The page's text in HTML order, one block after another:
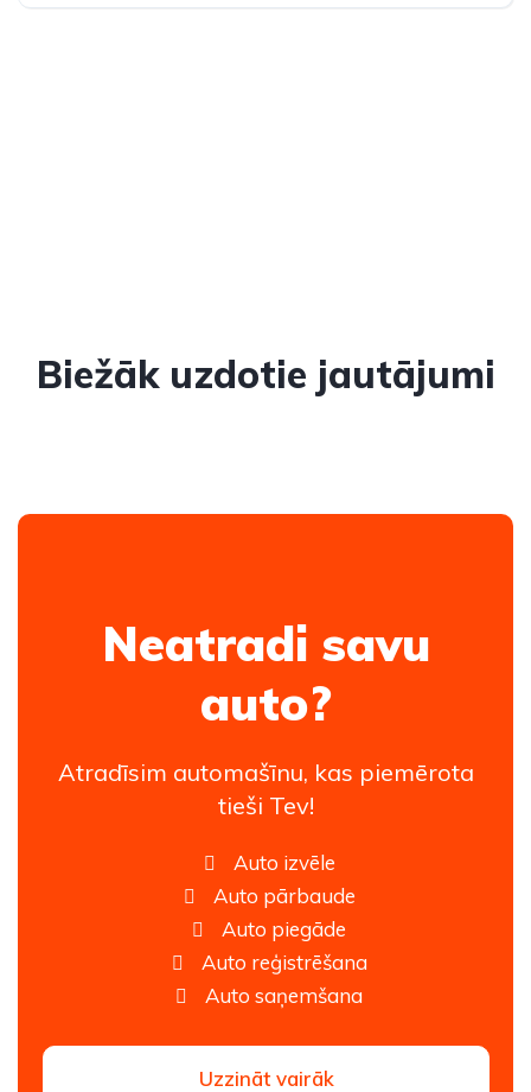
Biežāk uzdotie jautājumi
Neatradi savu
auto?
Atradīsim automašīnu, kas piemērota
tieši Tev!
Auto izvēle
Auto pārbaude
Auto piegāde
Auto reģistrēšana
Auto saņemšana
Uzzināt vairāk